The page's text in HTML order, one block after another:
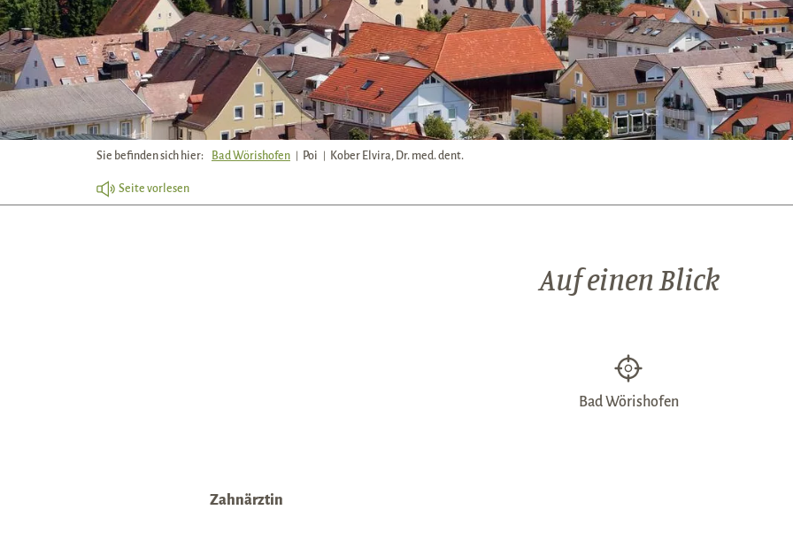
Sie befinden sich hier: Bad Wörishofen Poi Kober Elvira, Dr. med. dent.
Seite vorlesen
Auf einen Blick
Bad Wörishofen
Zahnärztin